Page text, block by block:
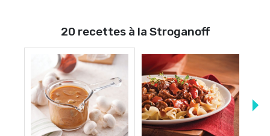
20 recettes à la Stroganoff